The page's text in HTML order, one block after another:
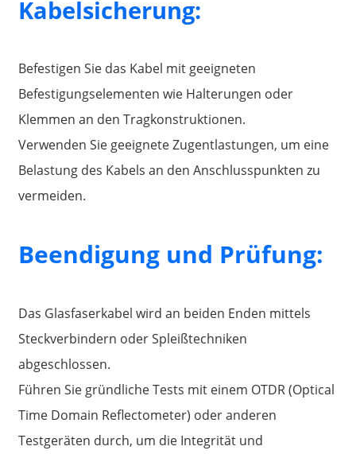
Kabelsicherung:
Befestigen Sie das Kabel mit geeigneten
Befestigungselementen wie Halterungen oder
Klemmen an den Tragkonstruktionen.
Verwenden Sie geeignete Zugentlastungen, um eine
Belastung des Kabels an den Anschlusspunkten zu
vermeiden.
Beendigung und Prüfung:
Das Glasfaserkabel wird an beiden Enden mittels
Steckverbindern oder Spleißtechniken
abgeschlossen.
Führen Sie gründliche Tests mit einem OTDR (Optical
Time Domain Reflectometer) oder anderen
Testgeräten durch, um die Integrität und